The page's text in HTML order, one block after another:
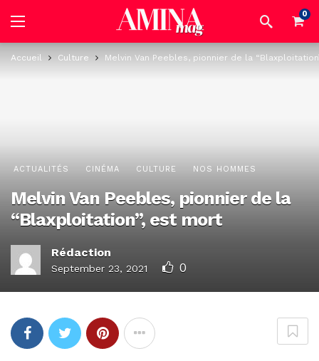
0
Accueil Culture Melvin Van Peebles, pionnier de la
ACTUALITÉS CINÉMA CULTURE NOS HOMMES
Melvin Van Peebles, pionnier de la
“Blaxploitation”, est mort
Rédaction
September 23, 2021 0